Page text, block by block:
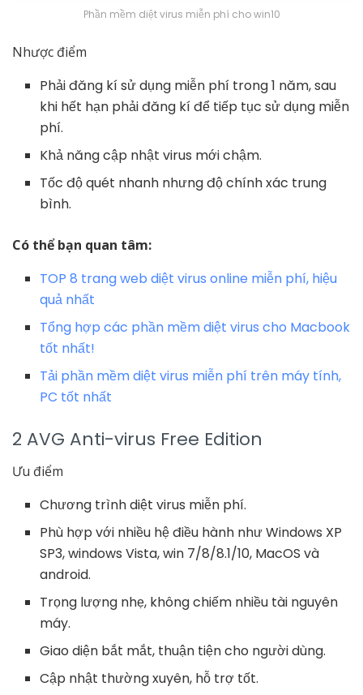
Phần mềm diệt virus miễn phí cho win10
Nhược điểm
Phải đăng kí sử dụng miễn phí trong 1 năm, sau
khi hết hạn phải đăng kí để tiếp tục sử dụng miễn
phí.
Khả năng cập nhật virus mới chậm.
Tốc độ quét nhanh nhưng độ chính xác trung
bình.
Có thể bạn quan tâm:
TOP 8 trang web diệt virus online miễn phí, hiệu
quả nhất
Tổng hợp các phần mềm diệt virus cho Macbook
tốt nhất!
Tải phần mềm diệt virus miễn phí trên máy tính,
PC tốt nhất
2 AVG Anti-virus Free Edition
Ưu điểm
Chương trình diệt virus miễn phí.
Phù hợp với nhiều hệ điều hành như Windows XP
SP3, windows Vista, win 7/8/8.1/10, MacOS và
android.
Trọng lượng nhẹ, không chiếm nhiều tài nguyên
máy.
Giao diện bắt mắt, thuận tiện cho người dùng.
Cập nhật thường xuyên, hỗ trợ tốt.